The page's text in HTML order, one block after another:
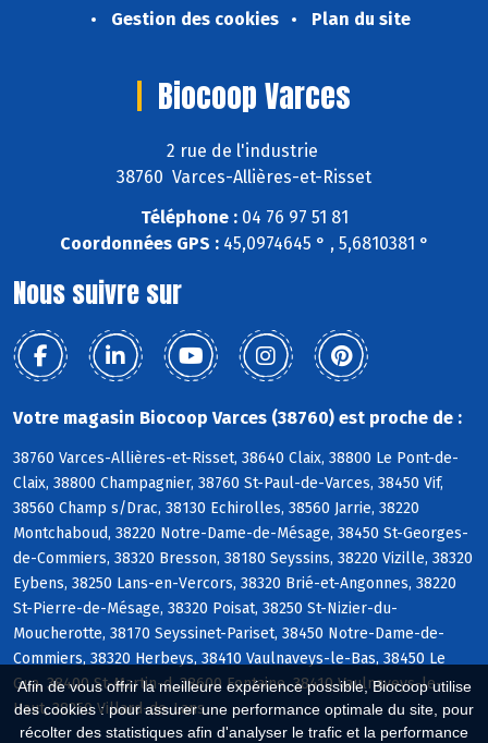
Afin de vous offrir la meilleure expérience possible, Biocoop utilise
des cookies : pour assurer une performance optimale du site, pour
récolter des statistiques afin d'analyser le trafic et la performance
Gestion des cookies
Plan du site
Biocoop Varces
2 rue de l'industrie
38760 Varces-Allières-et-Risset
Téléphone :04 76 97 51 81
Coordonnées GPS :45,0974645 ° , 5,6810381 °
Nous suivre sur
Votre magasin Biocoop Varces (38760) est proche de :
38760 Varces-Allières-et-Risset, 38640 Claix, 38800 Le Pont-de-
Claix, 38800 Champagnier, 38760 St-Paul-de-Varces, 38450 Vif,
38560 Champ s/Drac, 38130 Echirolles, 38560 Jarrie, 38220
Montchaboud, 38220 Notre-Dame-de-Mésage, 38450 St-Georges-
de-Commiers, 38320 Bresson, 38180 Seyssins, 38220 Vizille, 38320
Eybens, 38250 Lans-en-Vercors, 38320 Brié-et-Angonnes, 38220
St-Pierre-de-Mésage, 38320 Poisat, 38250 St-Nizier-du-
Moucherotte, 38170 Seyssinet-Pariset, 38450 Notre-Dame-de-
Commiers, 38320 Herbeys, 38410 Vaulnaveys-le-Bas, 38450 Le
Gua, 38400 St-Martin-d, 38600 Fontaine, 38410 Vaulnaveys-le-
Haut, 38250 Villard-de-Lans